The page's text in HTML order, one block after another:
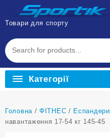
Перейти
вмісту
Товари для спорту
Категорії
Головна /ФІТНЕС / Еспандери
навантаження 17-54 кг 145-45